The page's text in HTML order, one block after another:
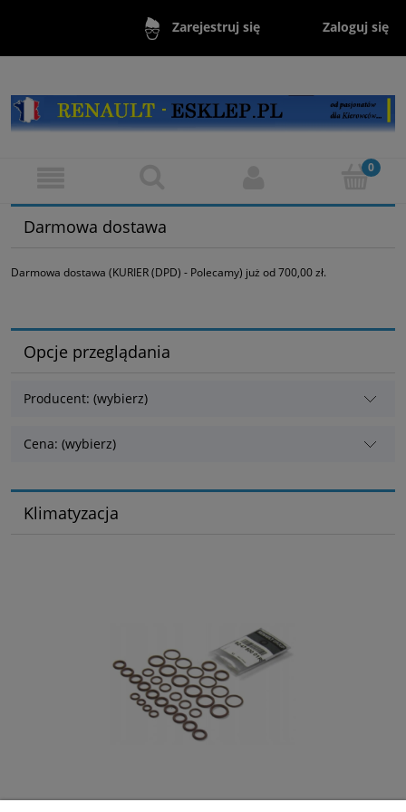
Zarejestruj się Zaloguj się
Darmowa dostawa
Darmowa dostawa (KURIER (DPD) - Polecamy) już od 700,00 zł.
Opcje przeglądania
Producent: (wybierz)
Cena: (wybierz)
Klimatyzacja